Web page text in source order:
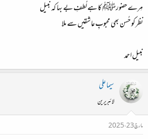
مِرے حضورﷺ کا ہے لُطفِ بے بہا کہ نبیل
نظر کو حُسن بھی محبوبِ عاشقیں سے ملا
نبیل احمد
سیما علی
لائبریرین
مارچ 23، 2025